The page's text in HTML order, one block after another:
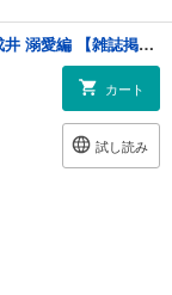
ドラッグレス・セックス 辰見と戌井 溺愛編 【雑誌掲載版】はじまり
カート
試し読み